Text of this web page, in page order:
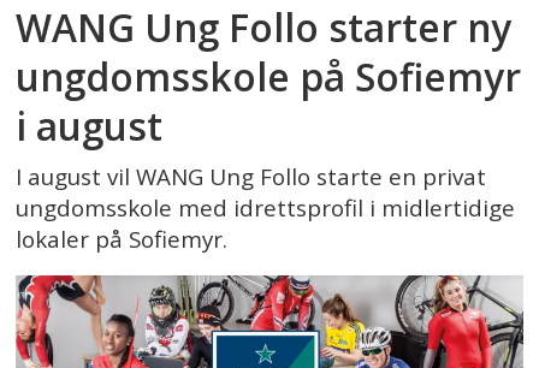
WANG Ung Follo starter ny
ungdomsskole på Sofiemyr
i august
I august vil WANG Ung Follo starte en privat
ungdomsskole med idrettsprofil i midlertidige
lokaler på Sofiemyr.